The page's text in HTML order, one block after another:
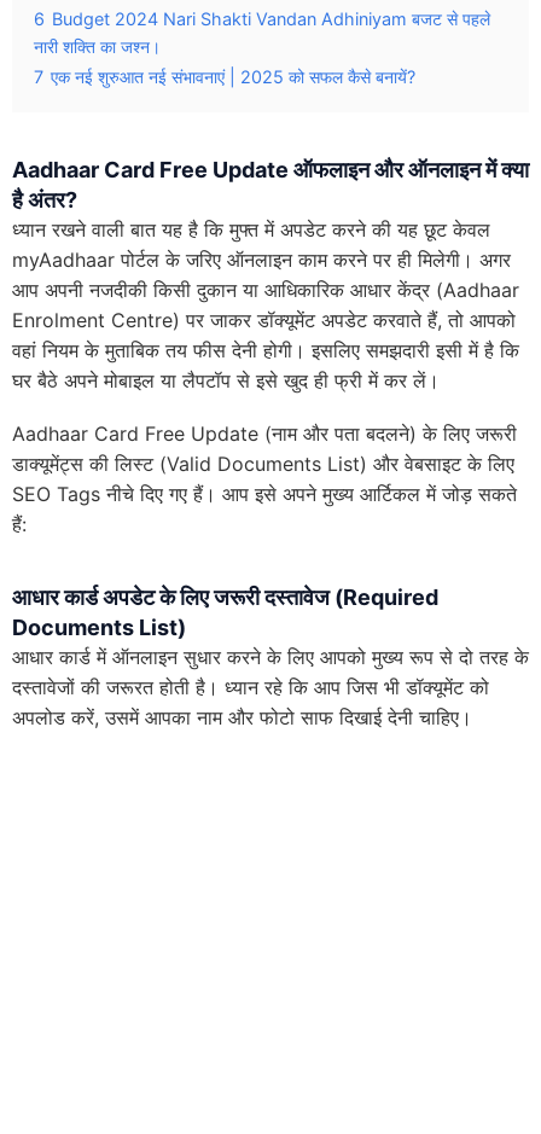
6 Budget 2024 Nari Shakti Vandan Adhiniyam बजट से पहले
नारी शक्ति का जश्न।
7 एक नई शुरुआत नई संभावनाएं | 2025 को सफल कैसे बनायें?
Aadhaar Card Free Update ऑफलाइन और ऑनलाइन में क्या
है अंतर?
ध्यान रखने वाली बात यह है कि मुफ्त में अपडेट करने की यह छूट केवल
myAadhaar पोर्टल के जरिए ऑनलाइन काम करने पर ही मिलेगी। अगर
आप अपनी नजदीकी किसी दुकान या आधिकारिक आधार केंद्र (Aadhaar
Enrolment Centre) पर जाकर डॉक्यूमेंट अपडेट करवाते हैं, तो आपको
वहां नियम के मुताबिक तय फीस देनी होगी। इसलिए समझदारी इसी में है कि
घर बैठे अपने मोबाइल या लैपटॉप से इसे खुद ही फ्री में कर लें।
Aadhaar Card Free Update (नाम और पता बदलने) के लिए जरूरी
डाक्यूमेंट्स की लिस्ट (Valid Documents List) और वेबसाइट के लिए
SEO Tags नीचे दिए गए हैं। आप इसे अपने मुख्य आर्टिकल में जोड़ सकते
हैं:
आधार कार्ड अपडेट के लिए जरूरी दस्तावेज (Required
Documents List)
आधार कार्ड में ऑनलाइन सुधार करने के लिए आपको मुख्य रूप से दो तरह के
दस्तावेजों की जरूरत होती है। ध्यान रहे कि आप जिस भी डॉक्यूमेंट को
अपलोड करें, उसमें आपका नाम और फोटो साफ दिखाई देनी चाहिए।